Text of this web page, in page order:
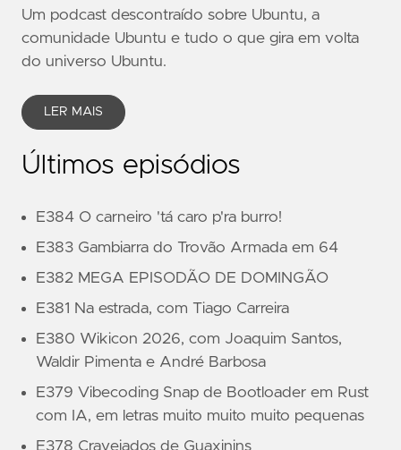
Um podcast descontraído sobre Ubuntu, a
comunidade Ubuntu e tudo o que gira em volta
do universo Ubuntu.
LER MAIS
Últimos episódios
E384 O carneiro 'tá caro p'ra burro!
E383 Gambiarra do Trovão Armada em 64
E382 MEGA EPISODÃO DE DOMINGÃO
E381 Na estrada, com Tiago Carreira
E380 Wikicon 2026, com Joaquim Santos,
Waldir Pimenta e André Barbosa
E379 Vibecoding Snap de Bootloader em Rust
com IA, em letras muito muito muito pequenas
E378 Cravejados de Guaxinins